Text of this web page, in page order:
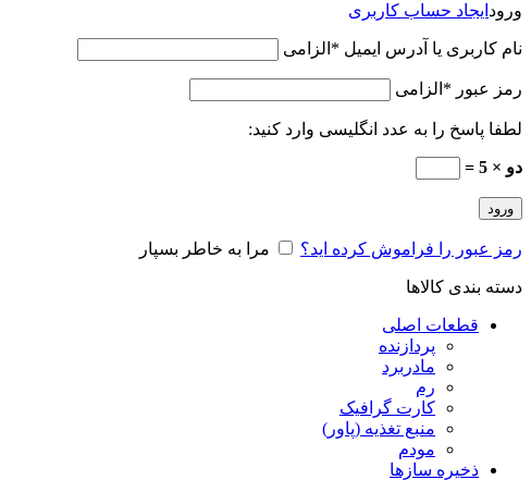
ورود ایجاد حساب کاربری
نام کاربری یا آدرس ایمیل * الزامی
رمز عبور * الزامی
لطفا پاسخ را به عدد انگلیسی وارد کنید:
دو × 5 =
ورود
رمز عبور را فراموش کرده اید؟ مرا به خاطر بسپار
دسته بندی کالاها
قطعات اصلی
پردازنده
مادربرد
رم
کارت گرافیک
منبع تغذیه (پاور)
مودم
ذخیره سازها